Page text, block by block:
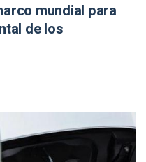
mundial para
de los